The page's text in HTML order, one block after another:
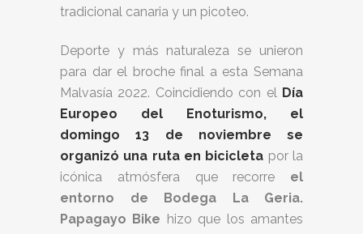
tradicional canaria y un picoteo.
Deporte y más naturaleza se unieron
para dar el broche final a esta Semana
Malvasía 2022. Coincidiendo con el Día
Europeo del Enoturismo, el
domingo 13 de noviembre se
organizó una ruta en bicicleta por la
icónica atmósfera que recorre el
entorno de Bodega La Geria.
Papagayo Bike hizo que los amantes